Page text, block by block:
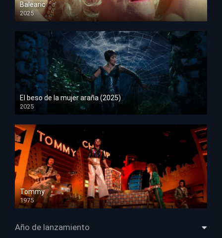
Balearic
2025
HD 1080p
El beso de la mujer araña (2025)
2025
HD 1080p
Tommy
1975
HD 1080p
Año de lanzamiento